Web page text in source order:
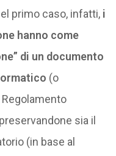
primo caso, infatti,i
hanno come
di un documento
(o
sia il
(in base al